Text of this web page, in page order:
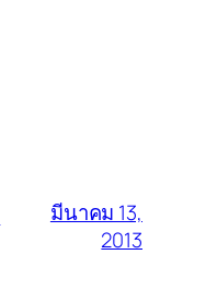
มีนาคม 13,
2013